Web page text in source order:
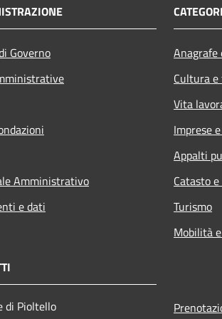
Governo
Amministrativo
e dati
Cultura
Vita
Imprese
Appalti
Catasto
Turismo
Mobilità
di Pioltello